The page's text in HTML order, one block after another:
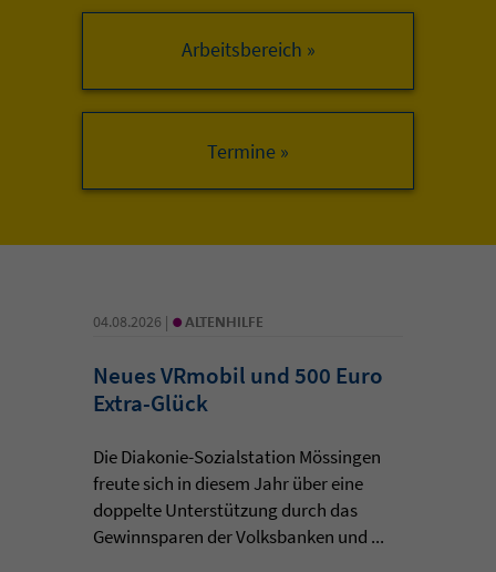
Arbeitsbereich »
04.08.2026 | • ALTENHILFE
Neues VRmobil und 500 Euro
Extra-Glück
Die Diakonie-Sozialstation Mössingen
freute sich in diesem Jahr über eine
doppelte Unterstützung durch das
Gewinnsparen der Volksbanken und ...